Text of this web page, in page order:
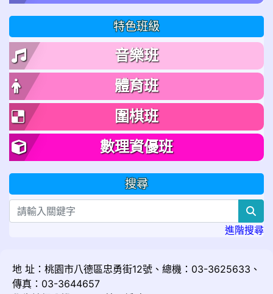
特色班級
音樂班
體育班
圍棋班
數理資優班
搜尋
進階搜尋
地 址：桃園市八德區忠勇街12號、總機：03-3625633、
傳真：03-3644657